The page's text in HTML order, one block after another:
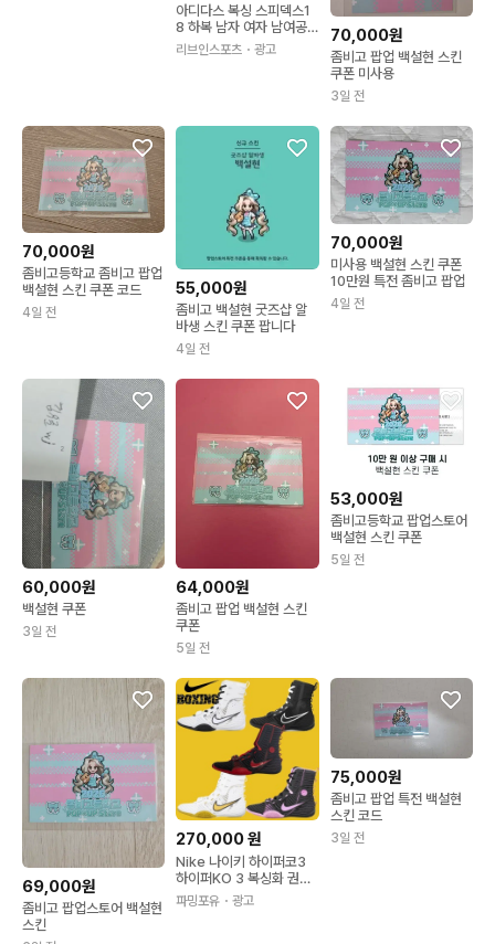
아디다스 복싱 스피덱스1
8 하복 남자 여자 남여공
용 복싱화 레슬링화 FX05
64
리브인스포츠 ・광고
70,000원
좀비고 팝업 백설현 스킨
쿠폰 미사용
3일 전
70,000원
좀비고등학교 좀비고 팝업
백설현 스킨 쿠폰 코드
4일 전
55,000원
좀비고 백설현 굿즈샵 알
바생 스킨 쿠폰 팝니다
4일 전
70,000원
미사용 백설현 스킨 쿠폰
10만원 특전 좀비고 팝업
4일 전
60,000원
백설현 쿠폰
3일 전
64,000원
좀비고 팝업 백설현 스킨
쿠폰
5일 전
53,000원
좀비고등학교 팝업스토어
백설현 스킨 쿠폰
5일 전
69,000원
좀비고 팝업스토어 백설현
스킨
270,000원
Nike 나이키 하이퍼코3
하이퍼KO 3 복싱화 권투
화 운동화 한정판 하이퍼k
o3
파밍포유 ・광고
75,000원
좀비고 팝업 특전 백설현
스킨 코드
3일 전